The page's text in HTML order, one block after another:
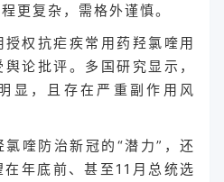
更复杂，需格外谨慎。
权抗疟疾常用药羟氯喹用
论批评。多国研究显示，
显，且存在严重副作用风
喹防治新冠的“潜力”，还
年底前、甚至11月总统选